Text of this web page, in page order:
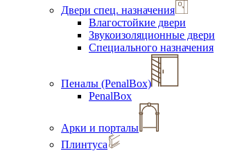
Двери спец. назначения
Влагостойкие двери
Звукоизоляционные двери
Специального назначения
Пеналы (PenalBox)
PenalBox
Арки и порталы
Плинтуса